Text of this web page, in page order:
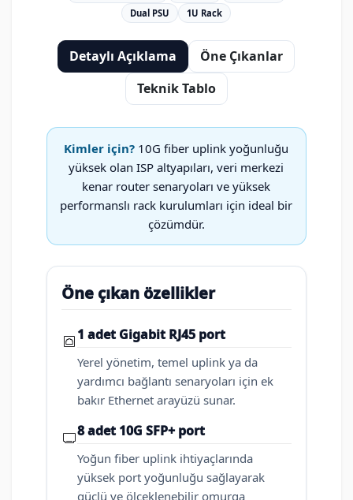
Dual PSU
1U Rack
Detaylı Açıklama
Öne Çıkanlar
Teknik Tablo
Kimler için? 10G fiber uplink yoğunluğu
yüksek olan ISP altyapıları, veri merkezi
kenar router senaryoları ve yüksek
performanslı rack kurulumları için ideal bir
çözümdür.
Öne çıkan özellikler
1 adet Gigabit RJ45 port
Yerel yönetim, temel uplink ya da
yardımcı bağlantı senaryoları için ek
bakır Ethernet arayüzü sunar.
8 adet 10G SFP+ port
Yoğun fiber uplink ihtiyaçlarında
yüksek port yoğunluğu sağlayarak
güçlü ve ölçeklenebilir omurga